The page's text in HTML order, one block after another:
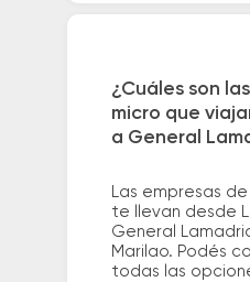
¿Cuáles son
micro que
a General
Las empresas
te llevan desde
General
Marilao. Podés
todas las